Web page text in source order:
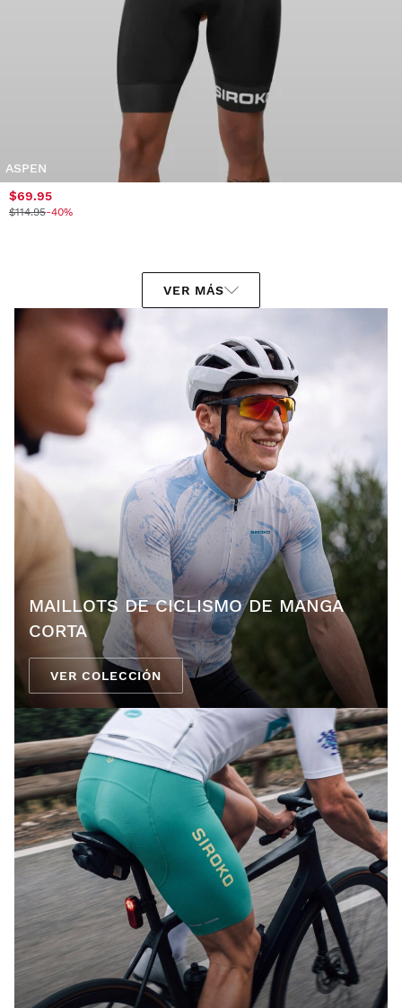
ASPEN
$69.95
$114.95-40%
VER MÁS
MAILLOTS DE CICLISMO DE MANGA
CORTA
VER COLECCIÓN